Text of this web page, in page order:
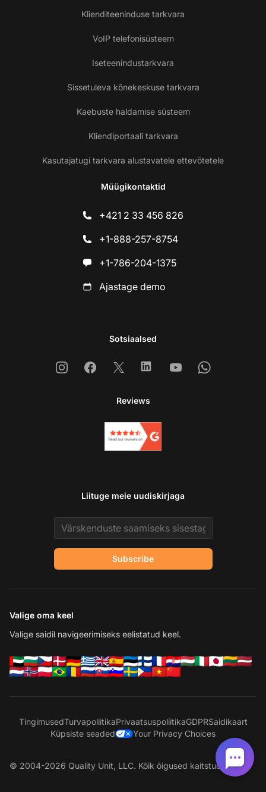
Klienditeeninduse tarkvara
VoIP telefonisüsteem
Iseteenindustarkvara
Sissetuleva kõnekeskuse tarkvara
Kaebuste haldamise süsteem
Kliendiportaali tarkvara
Kasutajatugi tarkvara alustavatele ettevõtetele
Müügikontaktid
+421 2 33 456 826
+1-888-257-8754
+1-786-204-1375
Ajastage demo
Sotsiaalsed
InstagramFacebook
X LinkedinYoutubeWhatsapp
Reviews
Liituge meie uudiskirjaga
Email address
Subscribe
Valige oma keel
Valige saidil navigeerimiseks eelistatud keel.
TingimusedTurvapoliitikaPrivaatsuspoliitikaGDPRSaidikaart
Küpsiste seaded
Your Privacy Choices
© 2004-2026 Quality Unit, LLC. Kõik õigused kaitstud.